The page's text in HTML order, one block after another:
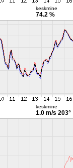
keskmine
74.2 %
keskmine
1.0 m/s 203°